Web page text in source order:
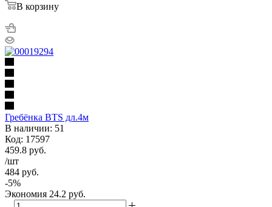
В корзину
Гребёнка BTS дл.4м
В наличии: 51
Код: 17597
459.8 руб.
/шт
484 руб.
-5%
Экономия 24.2 руб.